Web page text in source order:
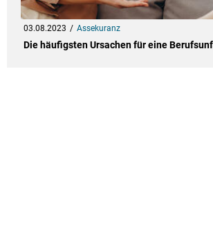
03.08.2023 Assekuranz
Die häufigsten Ursachen für eine